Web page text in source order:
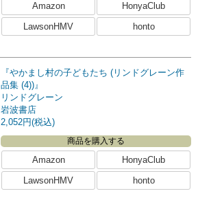
Amazon
HonyaClub
LawsonHMV
honto
『やかまし村の子どもたち (リンドグレーン作
品集 (4))』
リンドグレーン
岩波書店
2,052円(税込)
商品を購入する
Amazon
HonyaClub
LawsonHMV
honto